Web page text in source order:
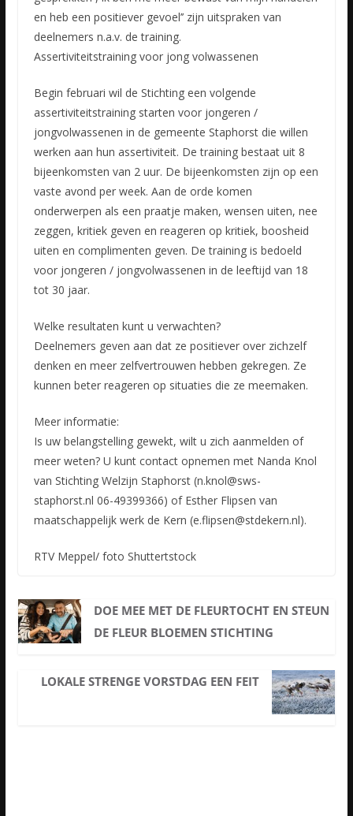
en heb een positiever gevoel’’ zijn uitspraken van
deelnemers n.a.v. de training.
Assertiviteitstraining voor jong volwassenen
Begin februari wil de Stichting een volgende
assertiviteitstraining starten voor jongeren /
jongvolwassenen in de gemeente Staphorst die willen
werken aan hun assertiviteit. De training bestaat uit 8
bijeenkomsten van 2 uur. De bijeenkomsten zijn op een
vaste avond per week. Aan de orde komen
onderwerpen als een praatje maken, wensen uiten, nee
zeggen, kritiek geven en reageren op kritiek, boosheid
uiten en complimenten geven. De training is bedoeld
voor jongeren / jongvolwassenen in de leeftijd van 18
tot 30 jaar.
Welke resultaten kunt u verwachten?
Deelnemers geven aan dat ze positiever over zichzelf
denken en meer zelfvertrouwen hebben gekregen. Ze
kunnen beter reageren op situaties die ze meemaken.
Meer informatie:
Is uw belangstelling gewekt, wilt u zich aanmelden of
meer weten? U kunt contact opnemen met Nanda Knol
van Stichting Welzijn Staphorst (n.knol@sws-
staphorst.nl 06-49399366) of Esther Flipsen van
maatschappelijk werk de Kern (e.flipsen@stdekern.nl).
RTV Meppel/ foto Shuttertstock
DOE MEE MET DE FLEURTOCHT EN STEUN
DE FLEUR BLOEMEN STICHTING
LOKALE STRENGE VORSTDAG EEN FEIT